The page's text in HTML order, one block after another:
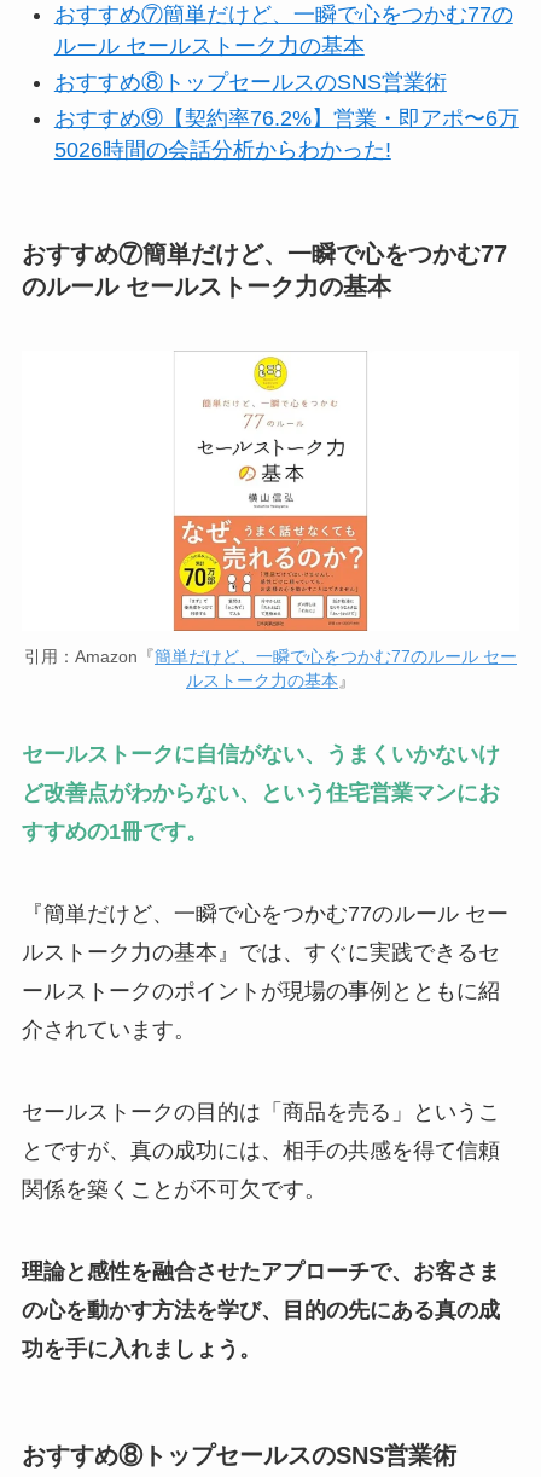
おすすめ⑦簡単だけど、一瞬で心をつかむ77の
ルール セールストーク力の基本
おすすめ⑧トップセールスのSNS営業術
おすすめ⑨【契約率76.2%】営業・即アポ〜6万
5026時間の会話分析からわかった!
おすすめ⑦簡単だけど、一瞬で心をつかむ77
のルール セールストーク力の基本
引用：Amazon『簡単だけど、一瞬で心をつかむ77のルール セー
ルストーク力の基本 』
セールストークに自信がない、うまくいかないけ
ど改善点がわからない、という住宅営業マンにお
すすめの1冊です。
『簡単だけど、一瞬で心をつかむ77のルール セー
ルストーク力の基本』では、すぐに実践できるセ
ールストークのポイントが現場の事例とともに紹
介されています。
セールストークの目的は「商品を売る」というこ
とですが、真の成功には、相手の共感を得て信頼
関係を築くことが不可欠です。
理論と感性を融合させたアプローチで、お客さま
の心を動かす方法を学び、目的の先にある真の成
功を手に入れましょう。
おすすめ⑧トップセールスのSNS営業術